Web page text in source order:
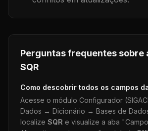
Perguntas frequentes sobre
SQR
Como descobrir todos os campos
Acesse o módulo Configurador
Dados → Dicionário → Bases de
localize SQR e visualize a aba